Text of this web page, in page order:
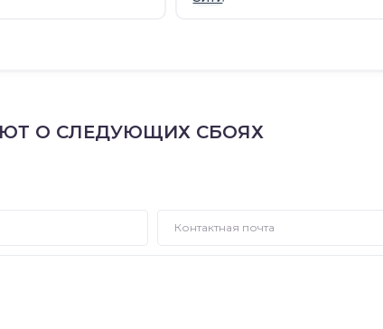
О СЛЕДУЮЩИХ СБОЯХ